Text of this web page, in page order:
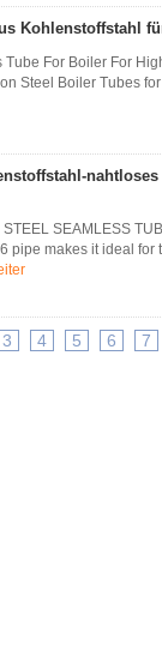
Kohlenstoffstahl
For Boiler For
Steel Boiler Tubes
SEAMLESS
pipe makes it ideal
3 4 5 6 7